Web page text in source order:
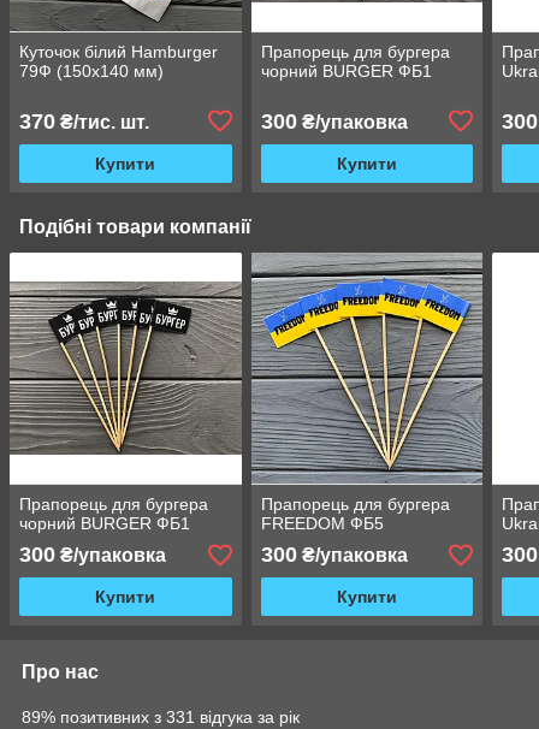
Куточок білий Hamburger
79Ф (150х140 мм)
370 ₴/тис. шт.
Купити
Прапорець для бургера
чорний BURGER ФБ1
300₴/упаковка
Купити
300
Подібні товари компанії
Прапорець для бургера
чорний BURGER ФБ1
300 ₴/упаковка
Купити
Прапорець для бургера
FREEDOM ФБ5
300₴/упаковка
Купити
300
Про нас
89% позитивних з 331 відгука за рік